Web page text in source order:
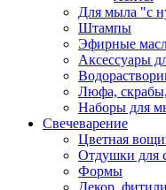
Для мыла "с
Штампы
Эфирные
Аксессуары
Люфа,
Наборы для
Свечеварение
Цветная
Отдушки для
Формы
Декор, фитили